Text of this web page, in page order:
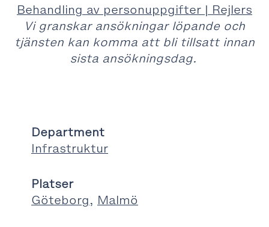
Behandling av personuppgifter | Rejlers
Vi granskar ansökningar löpande och
tjänsten kan komma att bli tillsatt innan
sista ansökningsdag.
Department
Infrastruktur
Platser
Göteborg, Malmö